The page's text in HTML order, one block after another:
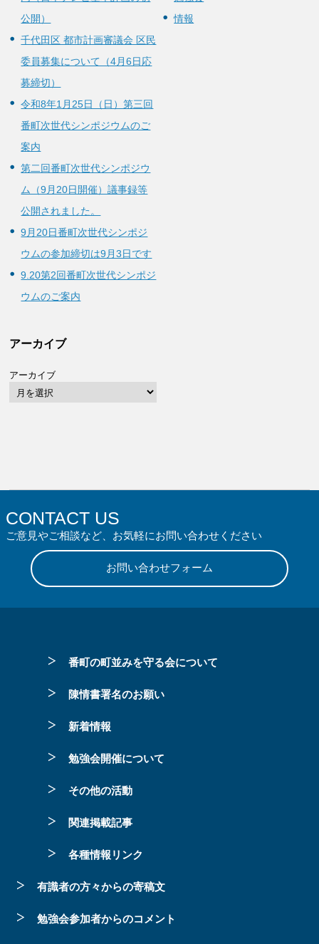
公開）
千代田区 都市計画審議会 区民
委員募集について（4月6日応
募締切）
令和8年1月25日（日）第三回
番町次世代シンポジウムのご
案内
第二回番町次世代シンポジウ
ム（9月20日開催）議事録等
公開されました。
9月20日番町次世代シンポジ
ウムの参加締切は9月3日です
9.20第2回番町次世代シンポジ
ウムのご案内
情報
アーカイブ
アーカイブ
CONTACT US
ご意見やご相談など、お気軽にお問い合わせください
お問い合わせフォーム
番町の町並みを守る会について
陳情書署名のお願い
新着情報
勉強会開催について
その他の活動
関連掲載記事
各種情報リンク
有識者の方々からの寄稿文
勉強会参加者からのコメント